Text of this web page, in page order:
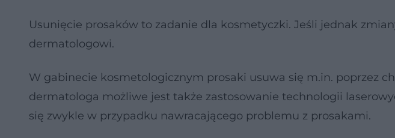
Usunięcie prosaków to zadanie dla kosmetyczki. Jeśli jednak
dermatologowi.
W gabinecie kosmetologicznym prosaki usuwa się m.in. poprzez
dermatologa możliwe jest także zastosowanie technologii
się zwykle w przypadku nawracającego problemu z prosakami.